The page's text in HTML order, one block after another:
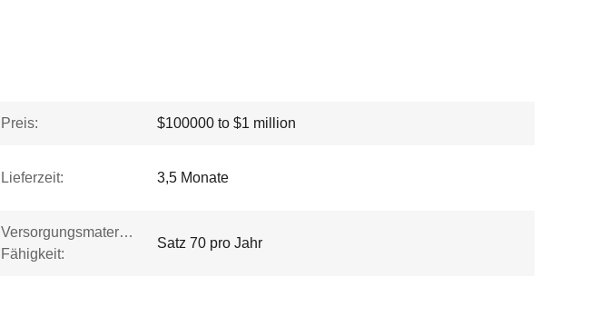
Preis: $100000 to $1 million
Lieferzeit: 3,5 Monate
Versorgungsmaterial-
Fähigkeit:
Satz 70 pro Jahr